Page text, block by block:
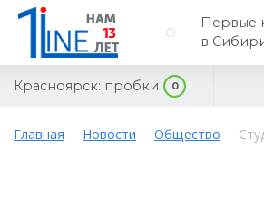
Первые
в
Красноярск: пробки 0
Главная Новости Общество